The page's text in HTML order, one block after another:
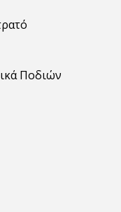
Ποδιών